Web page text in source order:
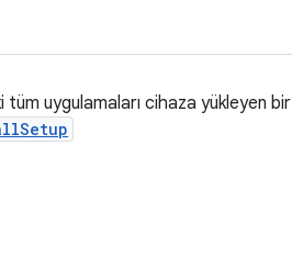
tüm uygulamaları cihaza yükleyen bir